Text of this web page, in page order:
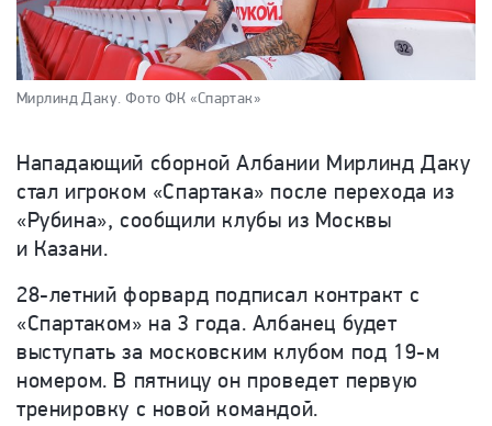
Мирлинд Даку. Фото ФК «Спартак»
Нападающий сборной Албании Мирлинд Даку
стал игроком «Спартака» после перехода из
«Рубина», сообщили клубы из Москвы
и Казани.
28-летний форвард подписал контракт с
«Спартаком» на 3 года. Албанец будет
выступать за московским клубом под 19-м
номером. В пятницу он проведет первую
тренировку с новой командой.